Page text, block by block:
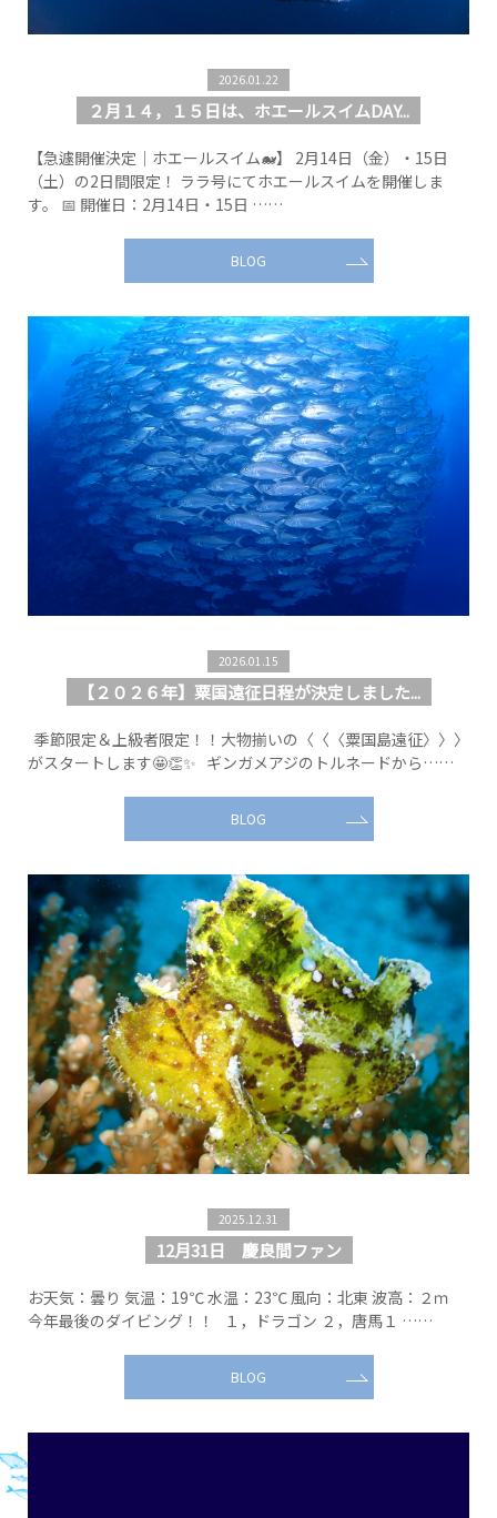
2026.01.22
２月１４，１５日は、ホエールスイムDAY...
【急遽開催決定｜ホエールスイム🐋】 2月14日（金）・15日
（土）の2日間限定！ ララ号にてホエールスイムを開催しま
す。 📅 開催日：2月14日・15日 ……
BLOG
2026.01.15
【２０２６年】粟国遠征日程が決定しました...
季節限定＆上級者限定！！大物揃いの〈〈〈粟国島遠征〉〉〉
がスタートします🤩👏✨ ギンガメアジのトルネードから……
BLOG
2025.12.31
12月31日 慶良間ファン
お天気：曇り 気温：19℃ 水温：23℃ 風向：北東 波高：２ｍ
今年最後のダイビング！！ １，ドラゴン ２，唐馬１ ……
BLOG